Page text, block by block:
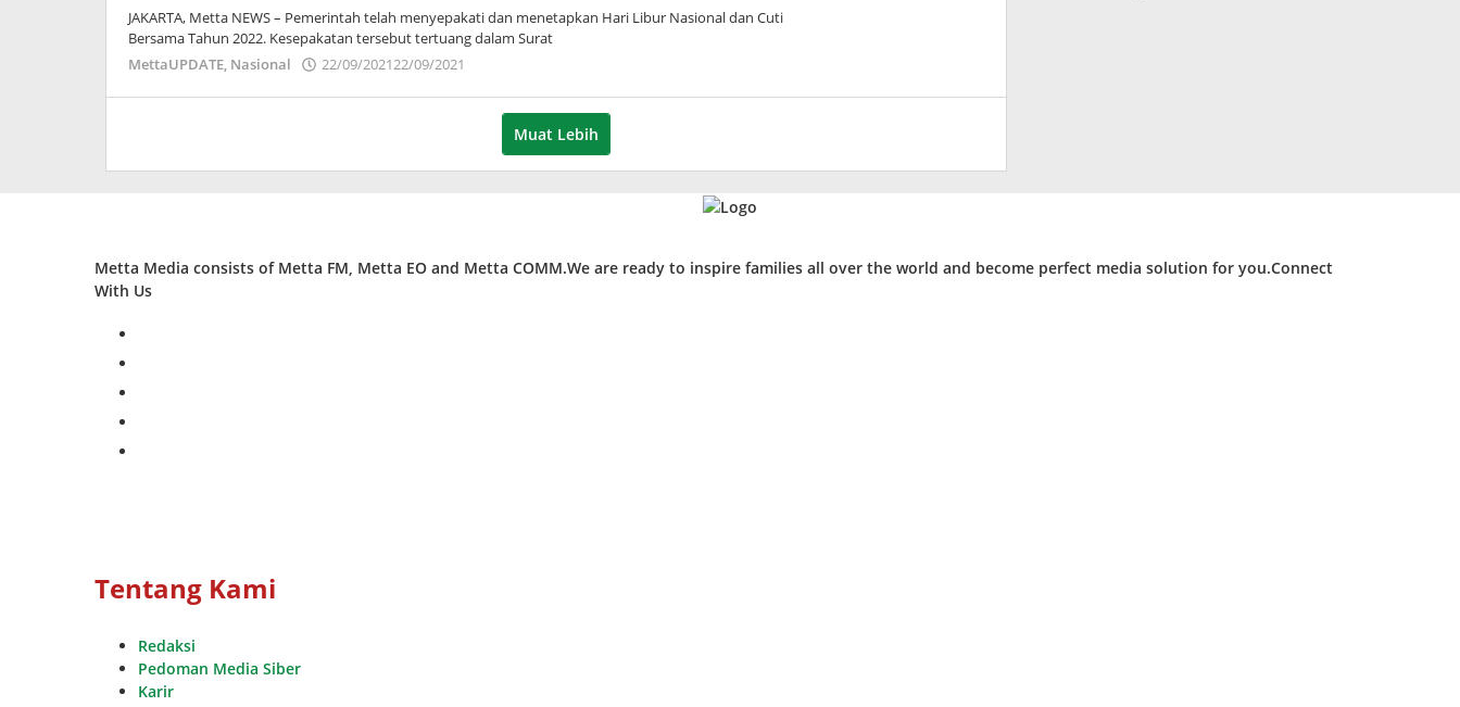
JAKARTA, Metta NEWS – Pemerintah telah menyepakati dan menetapkan Hari Libur Nasional dan Cuti
Bersama Tahun 2022. Kesepakatan tersebut tertuang dalam Surat
MettaUPDATE, Nasional 22/09/202122/09/2021
Muat Lebih
Metta Media consists of Metta FM, Metta EO and Metta COMM.We are ready to inspire families all over the world and become perfect media solution for you.Connect
With Us
Tentang Kami
Redaksi
Pedoman Media Siber
Karir